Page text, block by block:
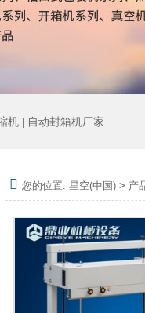
机 自动封箱机厂家
您的位置: 星空(中国) > 产